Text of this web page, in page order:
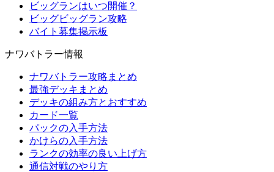
ビッグランはいつ開催？
ビッグビッグラン攻略
バイト募集掲示板
ナワバトラー情報
ナワバトラー攻略まとめ
最強デッキまとめ
デッキの組み方とおすすめ
カード一覧
パックの入手方法
かけらの入手方法
ランクの効率の良い上げ方
通信対戦のやり方